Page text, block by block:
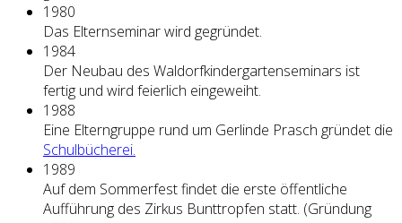
1980
Das Elternseminar wird gegründet.
1984
Der Neubau des Waldorfkindergartenseminars ist
fertig und wird feierlich eingeweiht.
1988
Eine Elterngruppe rund um Gerlinde Prasch gründet die
Schulbücherei.
1989
Auf dem Sommerfest findet die erste öffentliche
Aufführung des Zirkus Bunttropfen statt. (Gründung